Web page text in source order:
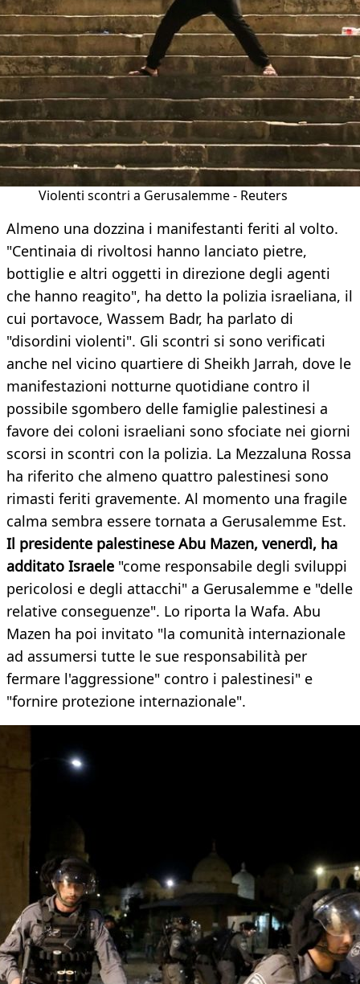
Violenti scontri a Gerusalemme - Reuters
Almeno una dozzina i manifestanti feriti al volto.
"Centinaia di rivoltosi hanno lanciato pietre,
bottiglie e altri oggetti in direzione degli agenti
che hanno reagito", ha detto la polizia israeliana, il
cui portavoce, Wassem Badr, ha parlato di
"disordini violenti". Gli scontri si sono verificati
anche nel vicino quartiere di Sheikh Jarrah, dove le
manifestazioni notturne quotidiane contro il
possibile sgombero delle famiglie palestinesi a
favore dei coloni israeliani sono sfociate nei giorni
scorsi in scontri con la polizia. La Mezzaluna Rossa
ha riferito che almeno quattro palestinesi sono
rimasti feriti gravemente. Al momento una fragile
calma sembra essere tornata a Gerusalemme Est.
Il presidente palestinese Abu Mazen, venerdì, ha
additato Israele "come responsabile degli sviluppi
pericolosi e degli attacchi" a Gerusalemme e "delle
relative conseguenze". Lo riporta la Wafa. Abu
Mazen ha poi invitato "la comunità internazionale
ad assumersi tutte le sue responsabilità per
fermare l'aggressione" contro i palestinesi" e
"fornire protezione internazionale".